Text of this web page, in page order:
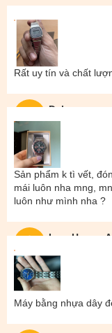
Đal
Rất uy tín và chất
Lam Hoang
Sản phẩm k tì vết,
mái luôn nha mng,
luôn như mình nha ?
Máy bằng nhựa dây